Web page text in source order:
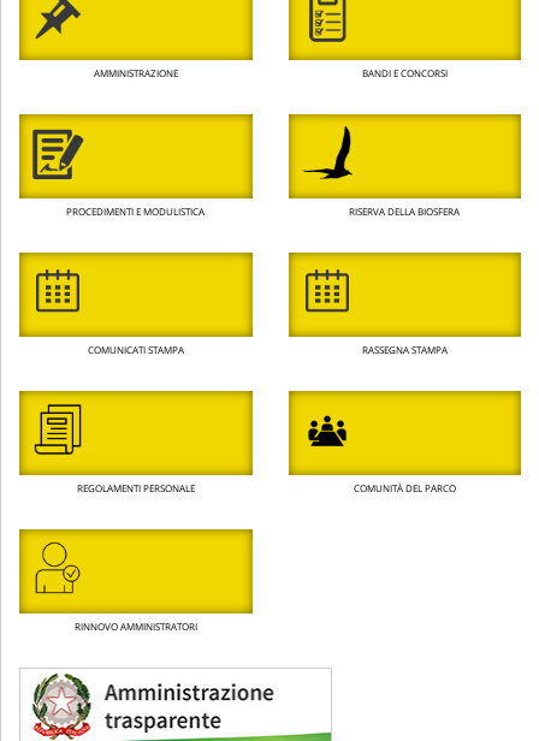
AMMINISTRAZIONE BANDI E CONCORSI
PROCEDIMENTI E MODULISTICA RISERVA DELLA BIOSFERA
COMUNICATI STAMPA RASSEGNA STAMPA
REGOLAMENTI PERSONALE COMUNITÀ DEL PARCO
RINNOVO AMMINISTRATORI